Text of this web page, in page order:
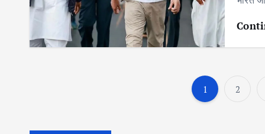
1 2